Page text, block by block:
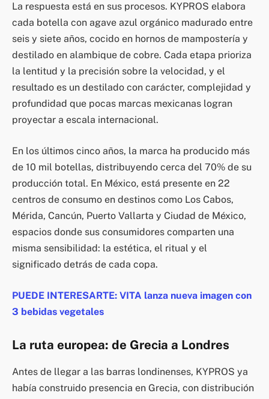
La respuesta está en sus procesos. KYPROS elabora
cada botella con agave azul orgánico madurado entre
seis y siete años, cocido en hornos de mampostería y
destilado en alambique de cobre. Cada etapa prioriza
la lentitud y la precisión sobre la velocidad, y el
resultado es un destilado con carácter, complejidad y
profundidad que pocas marcas mexicanas logran
proyectar a escala internacional.
En los últimos cinco años, la marca ha producido más
de 10 mil botellas, distribuyendo cerca del 70% de su
producción total. En México, está presente en 22
centros de consumo en destinos como Los Cabos,
Mérida, Cancún, Puerto Vallarta y Ciudad de México,
espacios donde sus consumidores comparten una
misma sensibilidad: la estética, el ritual y el
significado detrás de cada copa.
PUEDE INTERESARTE: VITA lanza nueva imagen con
3 bebidas vegetales
La ruta europea: de Grecia a Londres
Antes de llegar a las barras londinenses, KYPROS ya
había construido presencia en Grecia, con distribución